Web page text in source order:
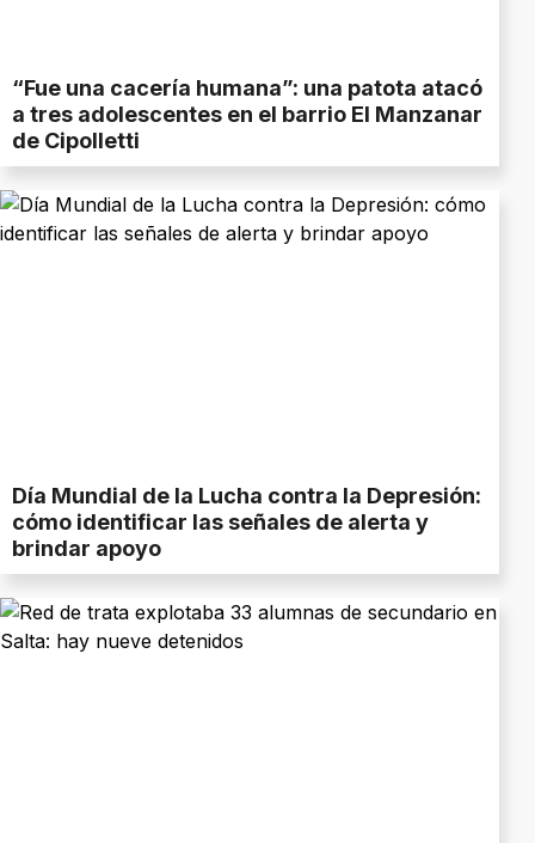
“Fue una cacería humana”: una patota atacó
a tres adolescentes en el barrio El Manzanar
de Cipolletti
Día Mundial de la Lucha contra la Depresión:
cómo identificar las señales de alerta y
brindar apoyo